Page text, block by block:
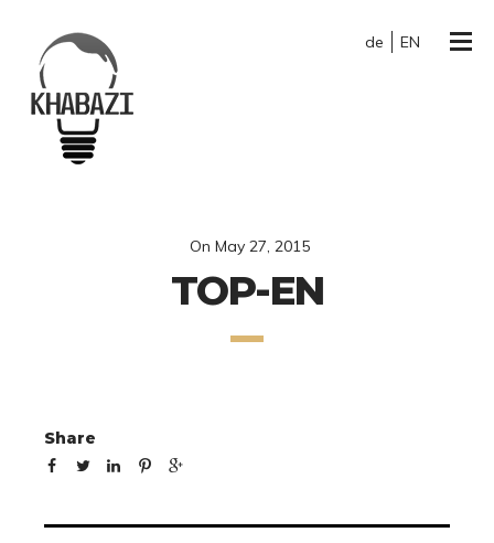
de EN
On May 27, 2015
TOP-EN
Share